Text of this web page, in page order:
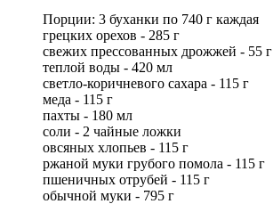
Порции: 3 буханки по 740 г каждая
грецких орехов - 285 г
свежих прессованных дрожжей - 55 г
теплой воды - 420 мл
светло-коричневого сахара - 115 г
меда - 115 г
пахты - 180 мл
соли - 2 чайные ложки
овсяных хлопьев - 115 г
ржаной муки грубого помола - 115 г
пшеничных отрубей - 115 г
обычной муки - 795 г